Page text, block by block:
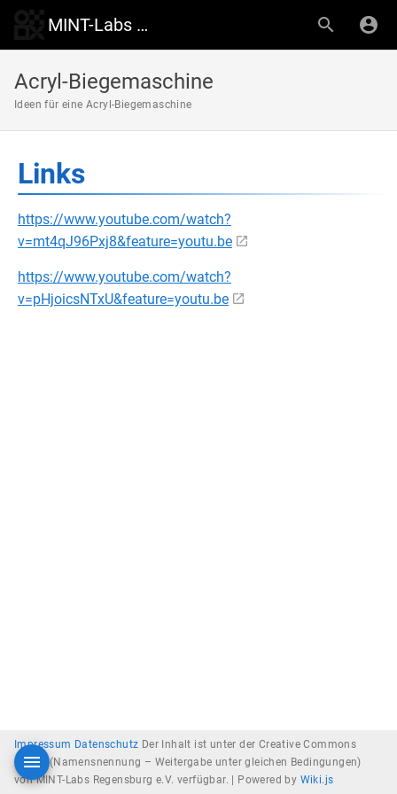
MINT-Labs Wiki
Acryl-Biegemaschine
Ideen für eine Acryl-Biegemaschine
Links
https://www.youtube.com/watch?
v=mt4qJ96Pxj8&feature=youtu.be
https://www.youtube.com/watch?
v=pHjoicsNTxU&feature=youtu.be
Impressum Datenschutz Der Inhalt ist unter der Creative Commons
Lizenz (Namensnennung – Weitergabe unter gleichen Bedingungen)
von MINT-Labs Regensburg e.V. verfügbar. |
Powered by Wiki.js